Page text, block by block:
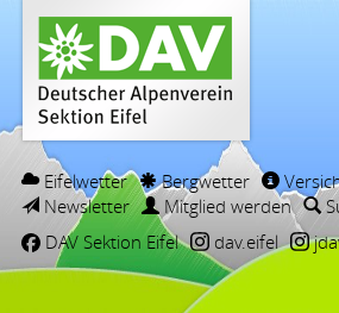
Eifelwetter Bergwetter
Newsletter
Mitglied werden
DAV Sektion Eifel
dav.eifel